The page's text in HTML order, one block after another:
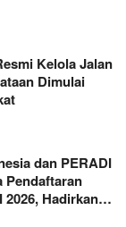
Kelola Jalan
Dimulai
dan PERADI
Pendaftaran
2026, Hadirkan…